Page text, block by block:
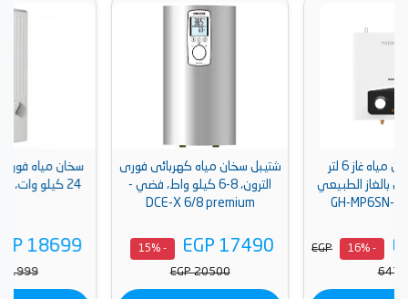
EGP
شتيبل سخان مياه كهربائى فورى
الترون، 8-6 كيلو واط، فضي -
DCE-X 6/8 premium
EGP 17490
- 15%
سخان مياه فوري شتيبل الترون،
24 كيلو وات، أبيض - PHB 24
EGP 18699
- 16%